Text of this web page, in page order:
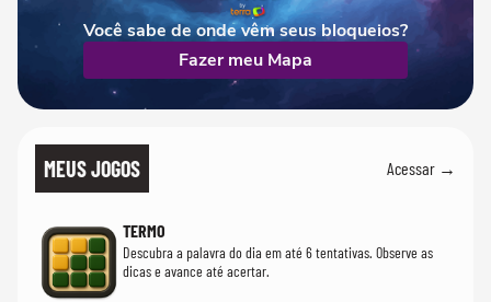
Você sabe de onde vêm seus bloqueios?
Fazer meu Mapa
MEUS JOGOS Acessar →
TERMO
Descubra a palavra do dia em até 6 tentativas. Observe as
dicas e avance até acertar.